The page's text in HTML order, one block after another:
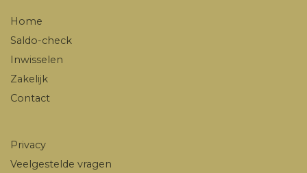
Home
Saldo-check
Inwisselen
Zakelijk
Contact
Privacy
Veelgestelde vragen